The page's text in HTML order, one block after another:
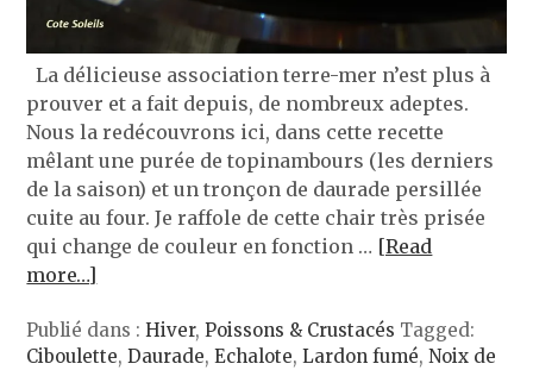
La délicieuse association terre-mer n’est plus à
prouver et a fait depuis, de nombreux adeptes.
Nous la redécouvrons ici, dans cette recette
mêlant une purée de topinambours (les derniers
de la saison) et un tronçon de daurade persillée
cuite au four. Je raffole de cette chair très prisée
qui change de couleur en fonction … [Read
more…]
Publié dans :Hiver,Poissons & Crustacés Tagged:
Ciboulette,Daurade,Echalote,Lardon fumé,Noix de